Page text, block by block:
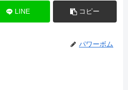
LINE コピー
パワーボム